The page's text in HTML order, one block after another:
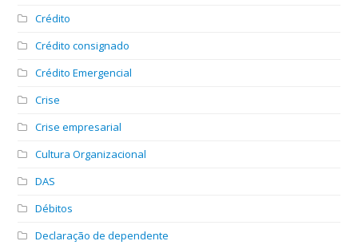
Crédito
Crédito consignado
Crédito Emergencial
Crise
Crise empresarial
Cultura Organizacional
DAS
Débitos
Declaração de dependente